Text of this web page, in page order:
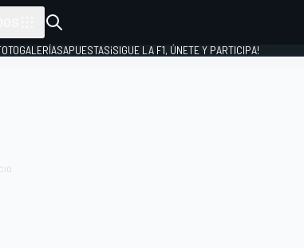
APUESTAS¡SIGUE LA F1, ÚNETE Y PARTICIPA!